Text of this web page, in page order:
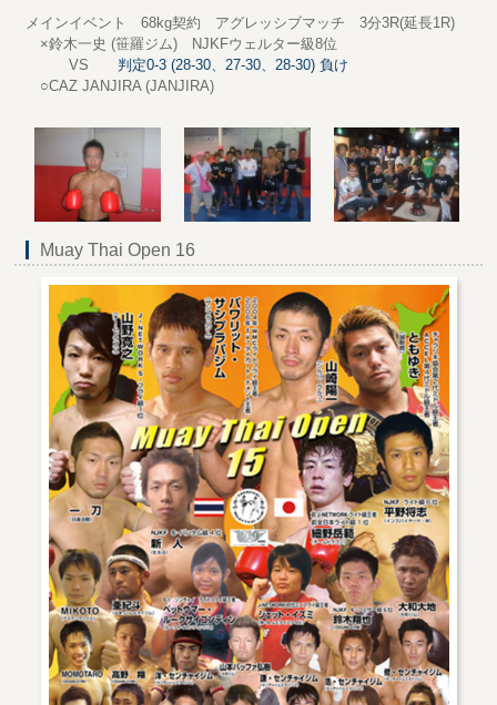
メインイベント 68kg契約 アグレッシブマッチ 3分3R(延長1R)
×鈴木一史 (笹羅ジム) NJKFウェルター級8位
VS 判定0-3 (28-30、27-30、28-30) 負け
○CAZ JANJIRA (JANJIRA)
Muay Thai Open 16